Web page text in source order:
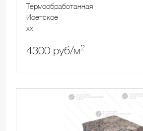
Термообработанная
Исетское
xx
4300 руб/м2